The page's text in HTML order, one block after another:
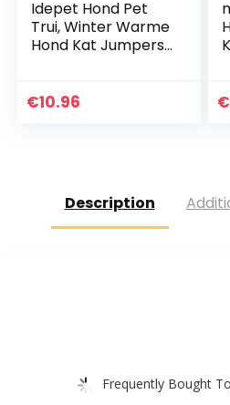
Idepet Hond Pet
Trui, Winter Warme
Hond Kat Jumpers
Coat Kostuum
€10.96 €
Description
Frequently Bought